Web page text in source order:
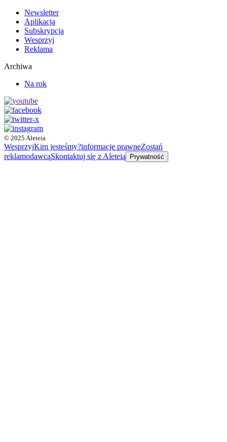
Newsletter
Aplikacja
Subskrypcja
Wesprzyj
Reklama
Archiwa
Na rok
© 2025 Aleteia
WesprzyjKim jesteśmy?informacje prawneZostań
reklamodawcąSkontaktuj się z Aleteią Prywatność